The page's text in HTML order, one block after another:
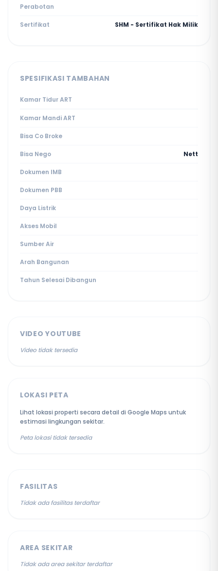
Perabotan
Sertifikat SHM - Sertifikat Hak Milik
SPESIFIKASI TAMBAHAN
Kamar Tidur ART
Kamar Mandi ART
Bisa Co Broke
Bisa Nego Nett
Dokumen IMB
Dokumen PBB
Daya Listrik
Akses Mobil
Sumber Air
Arah Bangunan
Tahun Selesai Dibangun
VIDEO YOUTUBE
Video tidak tersedia
LOKASI PETA
Lihat lokasi properti secara detail di Google Maps untuk
estimasi lingkungan sekitar.
Peta lokasi tidak tersedia
FASILITAS
Tidak ada fasilitas terdaftar
AREA SEKITAR
Tidak ada area sekitar terdaftar